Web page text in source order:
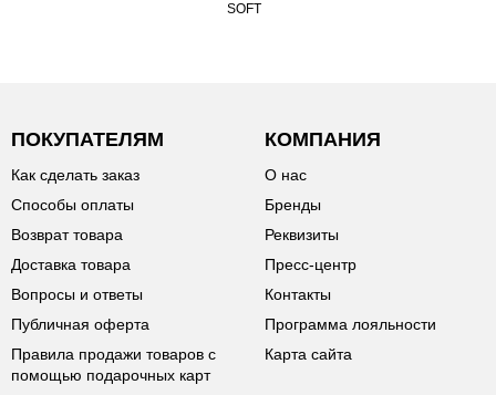
SOFT
ПОКУПАТЕЛЯМ
Как сделать заказ
Способы оплаты
Возврат товара
Доставка товара
Вопросы и ответы
Публичная оферта
Правила продажи товаров с
помощью подарочных карт
КОМПАНИЯ
О нас
Бренды
Реквизиты
Пресс-центр
Контакты
Программа лояльности
Карта сайта